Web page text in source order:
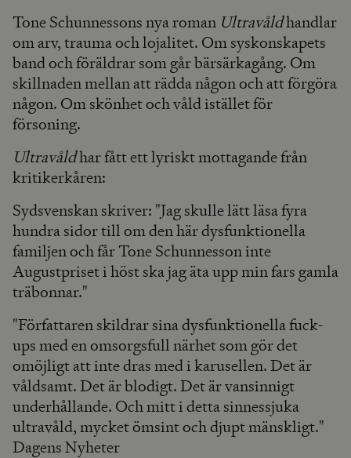
Tone Schunnessons nya roman Ultravåldhandlar
om arv, trauma och lojalitet. Om syskonskapets
band och föräldrar som går bärsärkagång. Om
skillnaden mellan att rädda någon och att förgöra
någon. Om skönhet och våld istället för
försoning.
Ultravåldhar fått ett lyriskt mottagande från
kritikerkåren:
Sydsvenskan skriver: "Jag skulle lätt läsa fyra
hundra sidor till om den här dysfunktionella
familjen och får Tone Schunnesson inte
Augustpriset i höst ska jag äta upp min fars gamla
träbonnar."
"Författaren skildrar sina dysfunktionella fuck-
ups med en omsorgsfull närhet som gör det
omöjligt att inte dras med i karusellen. Det är
våldsamt. Det är blodigt. Det är vansinnigt
underhållande. Och mitt i detta sinnessjuka
ultravåld, mycket ömsint och djupt mänskligt."
Dagens Nyheter